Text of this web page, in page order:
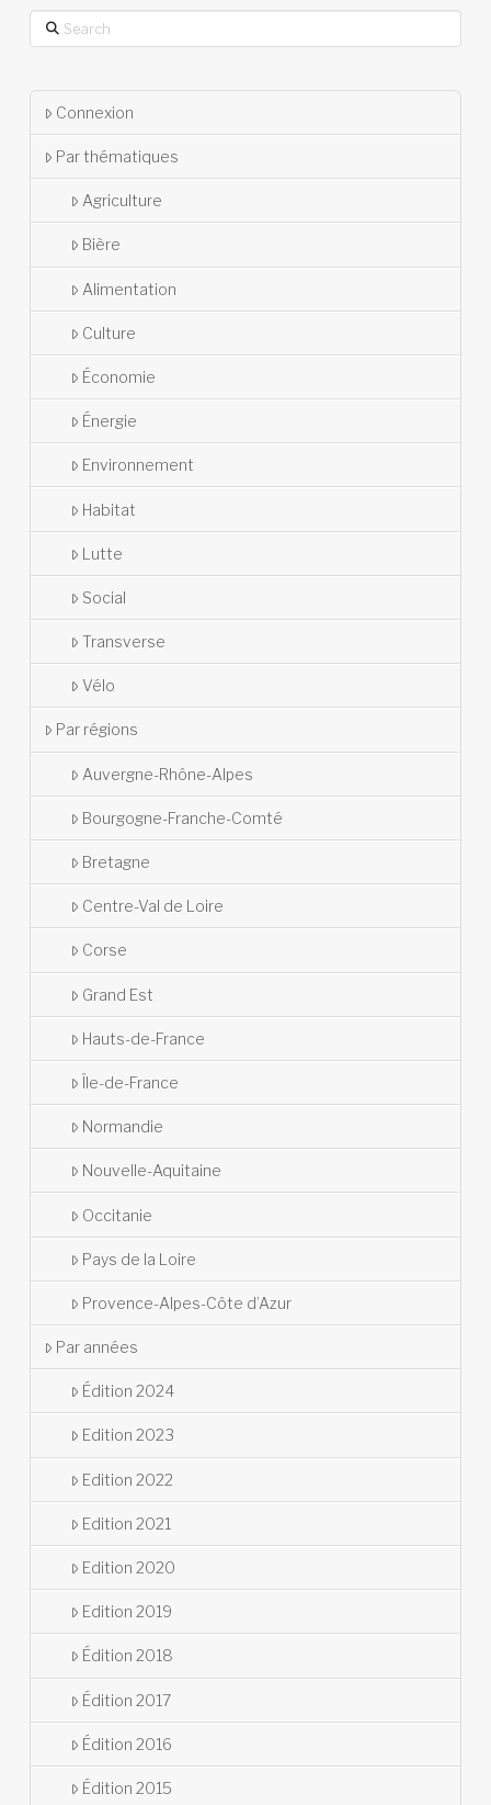
Search
Connexion
Par thématiques
Agriculture
Bière
Alimentation
Culture
Économie
Énergie
Environnement
Habitat
Lutte
Social
Transverse
Vélo
Par régions
Auvergne-Rhône-Alpes
Bourgogne-Franche-Comté
Bretagne
Centre-Val de Loire
Corse
Grand Est
Hauts-de-France
Île-de-France
Normandie
Nouvelle-Aquitaine
Occitanie
Pays de la Loire
Provence-Alpes-Côte d’Azur
Par années
Édition 2024
Edition 2023
Edition 2022
Edition 2021
Edition 2020
Edition 2019
Édition 2018
Édition 2017
Édition 2016
Édition 2015